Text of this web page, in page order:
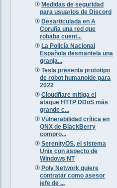
Medidas de seguridad
para usuarios de Discord
Desarticulada en A
Coruña una red que
robaba cuent...
La Policía Nacional
Española desmantela una
granja...
Tesla presenta prototipo
de robot humanoide para
2022
Cloudflare mitiga el
ataque HTTP DDoS más
grande c...
Vulnerabilidad crítica en
QNX de BlackBerry
compro...
SerenityOS, el sistema
Unix con aspecto de
Windows NT
Poly Network quiere
contratar como asesor
jefe de ...